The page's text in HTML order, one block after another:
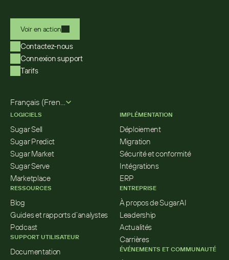
Voir en action
Contactez-nous
Connexion support
Tarifs
Français (French)
LOGICIELS
Sugar Sell
Sugar Predict
Sugar Market
Sugar Serve
Marketplace
RESSOURCES
Blog
Guides et rapports d’analystes
Podcast
SUPPORT UTILISATEUR
Documentation
IMPLÉMENTATION
Déploiement
Migration
Sécurité et conformité
Intégrations
ERP
ENTREPRISE
À propos de SugarAI
Leadership
Actualités
Carrières
ÉVÉNEMENTS ET COMMUNAUTÉ